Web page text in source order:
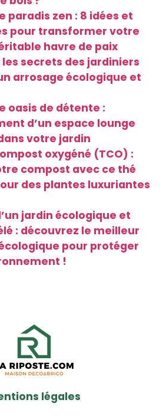
paradis zen : 8 idées et
pour transformer votre
havre de paix
les secrets des jardiniers
arrosage écologique et
oasis de détente :
d’un espace lounge
votre jardin
oxygéné (TCO) :
compost avec ce thé
des plantes luxuriantes
jardin écologique et
: découvrez le meilleur
pour protéger
!
légales